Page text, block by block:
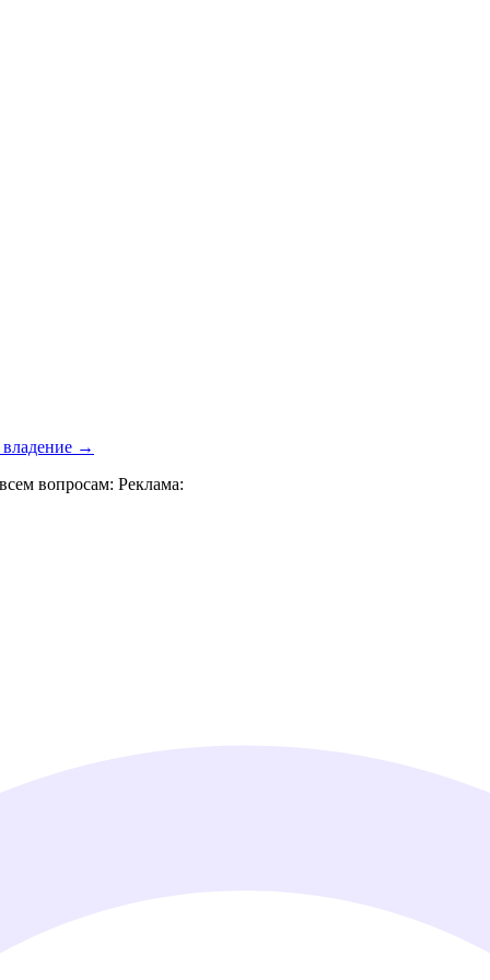
владение →
вопросам: Реклама: